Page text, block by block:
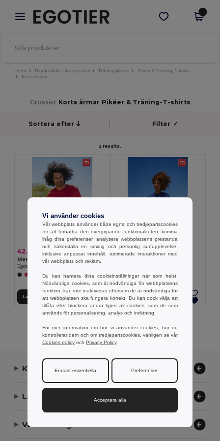
× Egotier-app
Bättre priser i appen!
Hämta app
Home Blank kläder | Accessoarer Träningskläder
Pikéer & Träning-T-shirts
Korta ärmar
Grossist Korta ärmar Pikéer & Träning-T-shirts
Sortera efter Filter ✓
2 results.
42.71 kr
Men's sports t-shirt
Egotier 30127
+1 Färger
Lägg till i Varukorgen
38.78 kr
Lägg till i Varukorgen
Kontakta oss
Låt oss hjälpa
Vårt företag
Vi använder cookies
Vår webbplats använder både egna och tredjepartscookies
för att förbättra den övergripande funktionaliteten, komma
ihåg dina preferenser, analysera webbplatsens prestanda
och säkerställa en smidig och personlig surfupplevelse,
inklusive anpassat innehåll, optimerade interaktioner med
vår webbplats och reklam.
Du kan hantera dina cookieinställningar när som helst.
Nödvändiga cookies, som är nödvändiga för webbplatsens
funktion, kan inte inaktiveras eftersom de är nödvändiga för
att webbplatsen ska fungera korrekt. Du kan dock välja att
tillåta eller blockera andra typer av cookies, som de som
används för personalisering, analys och inriktning.
För mer information om hur vi använder cookies, hur du
kontrollerar dem och om tredjepartscookies, vänligen se vår
Cookies policy och Privacy Policy.
Endast essentiella Preferenser
Acceptera alla